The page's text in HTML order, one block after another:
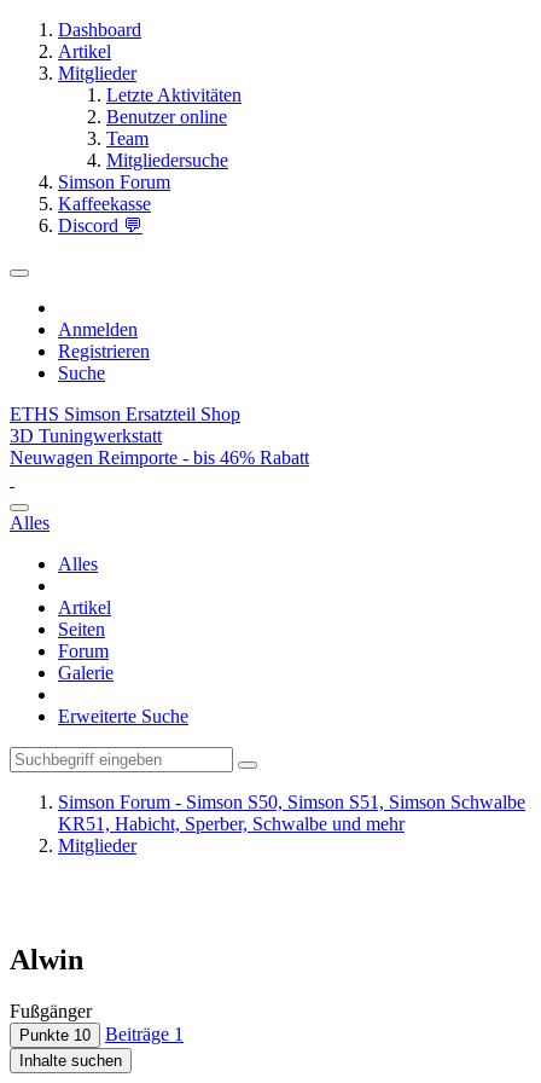
Dashboard
Artikel
Mitglieder
Letzte Aktivitäten
Benutzer online
Team
Mitgliedersuche
Simson Forum
Kaffeekasse
Discord 💬
Anmelden
Registrieren
Suche
ETHS Simson Ersatzteil Shop
3D Tuningwerkstatt
Neuwagen Reimporte - bis 46% Rabatt
Alles
Alles
Artikel
Seiten
Forum
Galerie
Erweiterte Suche
Simson Forum - Simson S50, Simson S51, Simson Schwalbe
KR51, Habicht, Sperber, Schwalbe und mehr
Mitglieder
Alwin
Fußgänger
Punkte 10 Beiträge 1
Inhalte suchen